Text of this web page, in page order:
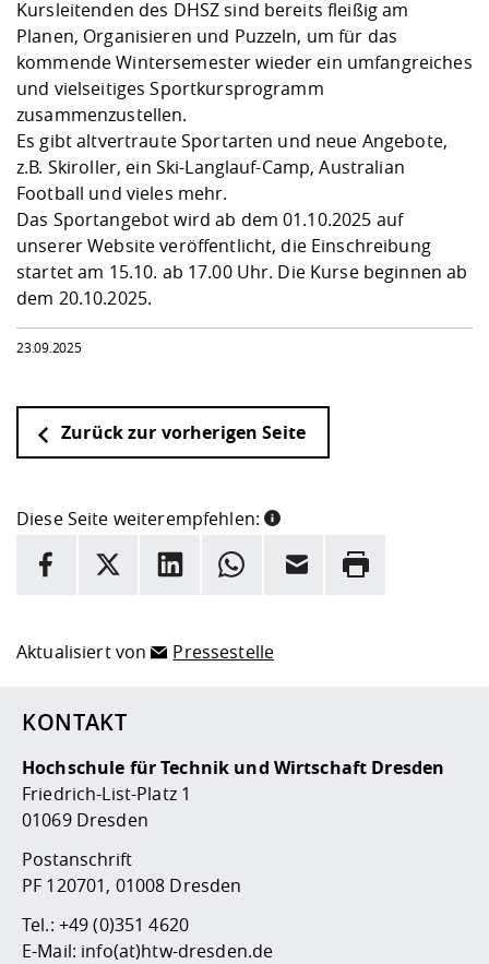
Vorbereitung
Studien- und
und Physik
Digitales Lernen
Studieren in
Lebenslagen
Studentenwerk
Angebote der
Arbeit
Career Service
Lehren,
Formulare und
Internationale
Formulare und
FIS -
Prototyping und
Kontakt &
Klimaschutz &
Förderverein
Gremien und
Informatik/
Maschinenbau
Angebote für Unternehmen
Kontakt und Anfahrt
Qualitätssicherung
Kursleitenden des DHSZ sind bereits fleißig am
Planen, Organisieren und Puzzeln, um für das
kommende Wintersemester wieder ein umfangreiches
und vielseitiges Sportkursprogramm
zusammenzustellen.
Es gibt altvertraute Sportarten und neue Angebote,
z.B. Skiroller, ein Ski-Langlauf-Camp, Australian
Football und vieles mehr.
Das Sportangebot wird ab dem 01.10.2025 auf
unserer Websiteveröffentlicht, die Einschreibung
startet am 15.10. ab 17.00 Uhr. Die Kurse beginnen ab
dem 20.10.2025.
23.09.2025
Zurück zur vorherigen Seite
Diese Seite weiterempfehlen:
INFORMATION
Facebook
X LinkedInWhatsappE-Mail Drucken
Aktualisiert von Pressestelle
KONTAKT
Hochschule für Technik und Wirtschaft Dresden
Friedrich-List-Platz 1
01069 Dresden
Postanschrift
PF 120701, 01008 Dresden
Tel.: +49 (0)351 4620
E-Mail: info(at)htw-dresden.de